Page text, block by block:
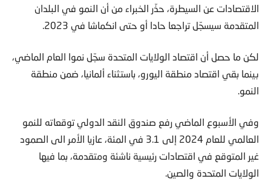
الاقتصادات عن السيطرة، حذّر الخبراء من أن النمو في البلدان
المتقدمة سيسجّل تراجعا حادا أو حتى انكماشا في 2023.
لكن ما حصل أن اقتصاد الولايات المتحدة سجّل نموا العام الماضي،
بينما بقي اقتصاد منطقة اليورو، باستثناء ألمانيا، ضمن منطقة
النمو.
وفي الأسبوع الماضي رفع صندوق النقد الدولي توقعاته للنمو
العالمي للعام 2024 إلى 3.1 في المئة، عازيا الأمر الى الصمود
غير المتوقع في اقتصادات رئيسية ناشئة ومتقدمة، بما فيها
الولايات المتحدة والصين.